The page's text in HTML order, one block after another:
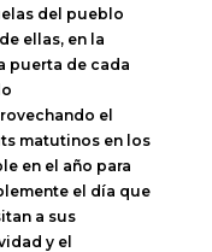
del pueblo
ellas, en la
puerta de cada
el
matutinos en los
en el año para
el día que
a sus
y el